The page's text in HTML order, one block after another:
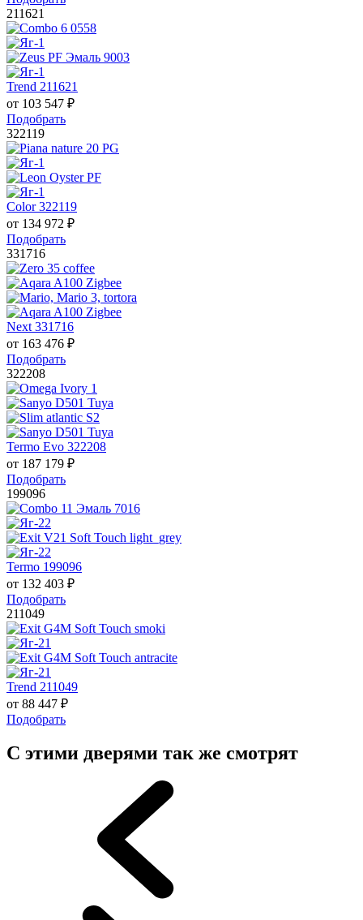
211621
Trend 211621
от 103 547 ₽
Подобрать
322119
Color 322119
от 134 972 ₽
Подобрать
331716
Next 331716
от 163 476 ₽
Подобрать
322208
Termo Evo 322208
от 187 179 ₽
Подобрать
199096
Termo 199096
от 132 403 ₽
Подобрать
211049
Trend 211049
от 88 447 ₽
Подобрать
С этими дверями так же смотрят